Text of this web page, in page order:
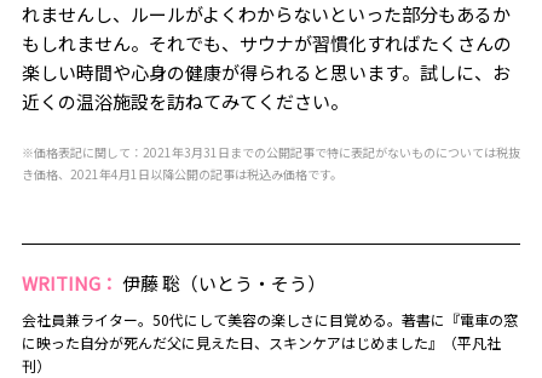
れませんし、ルールがよくわからないといった部分もあるか
もしれません。それでも、サウナが習慣化すればたくさんの
楽しい時間や心身の健康が得られると思います。試しに、お
近くの温浴施設を訪ねてみてください。
※価格表記に関して：2021年3月31日までの公開記事で特に表記がないものについては税抜
き価格、2021年4月1日以降公開の記事は税込み価格です。
WRITING： 伊藤 聡（いとう・そう）
会社員兼ライター。50代にして美容の楽しさに目覚める。著書に『電車の窓
に映った自分が死んだ父に見えた日、スキンケアはじめました』（平凡社
刊）